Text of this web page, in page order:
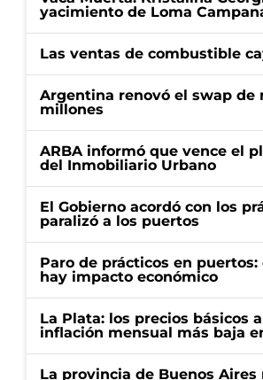
yacimiento de Loma
Las ventas de combustible
Argentina renovó el swap de
millones
ARBA informó que vence el
del Inmobiliario Urbano
El Gobierno acordó con los
paralizó a los puertos
Paro de prácticos en
hay impacto económico
La Plata: los precios básicos
inflación mensual más baja
La provincia de Buenos